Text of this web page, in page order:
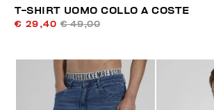
T-SHIRT UOMO COLLO A COSTE
€ 29,40 € 49,00